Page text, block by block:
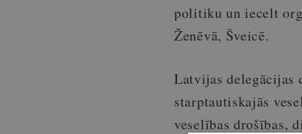
politiku un iecelt
Ženēvā, Šveicē.
Latvijas delegācijas
starptautiskajās
veselības drošības,